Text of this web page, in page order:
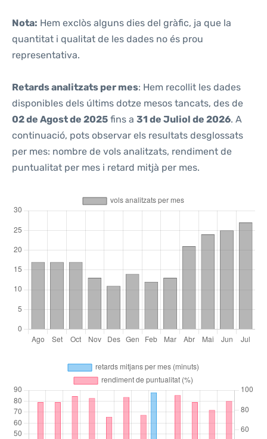
Nota: Hem exclòs alguns dies del gràfic, ja que la
quantitat i qualitat de les dades no és prou
representativa.
Retards analitzats per mes: Hem recollit les dades
disponibles dels últims dotze mesos tancats, des de
02 de Agost de 2025 fins a 31 de Juliol de 2026. A
continuació, pots observar els resultats desglossats
per mes: nombre de vols analitzats, rendiment de
puntualitat per mes i retard mitjà per mes.